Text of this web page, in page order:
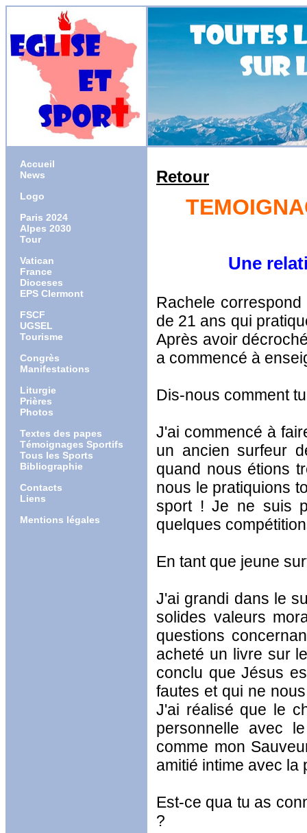
Accueil
News
Logo
Paris 2024
Alpes 2030
Tour
Vatican
France
Dioceses
EPS Clermont
FSCF
UGSEL
Tourisme
Congrès
Manifestations
Liturgie
Prières
Photos
Textes des papes
Témoignages Sportifs
Tous les Sports
Bibliographie
Contacts
Liens
Mentions légales
Retour
Une
Rachele
de 21 ans qui
Après avoir
a commencé à
Dis-nous comment
J'ai commencé à
un ancien surfeur
quand nous étions
nous le pratiquions
sport ! Je ne suis
quelques
En tant que jeune
J'ai grandi dans le
solides valeurs
questions
acheté un livre sur
conclu que Jésus
fautes et qui ne
J'ai réalisé que le
personnelle avec
comme mon
amitié intime avec la
Est-ce qua tu as
?